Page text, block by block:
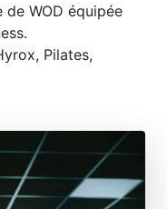
de WOD équipée
Pilates,